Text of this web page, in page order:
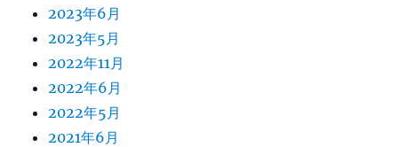
2023年6月
2023年5月
2022年11月
2022年6月
2022年5月
2021年6月